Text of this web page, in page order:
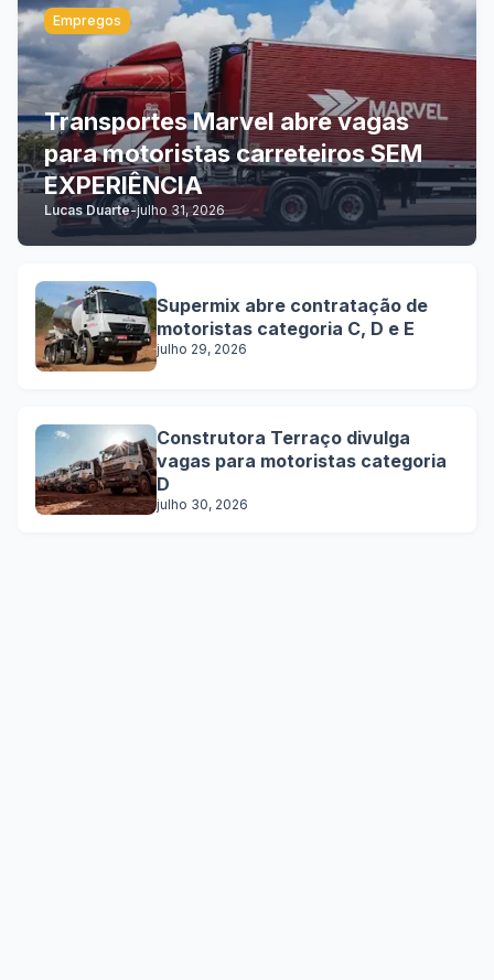
Empregos
Transportes Marvel abre vagas
para motoristas carreteiros SEM
EXPERIÊNCIA
Lucas Duarte-julho 31, 2026
Supermix abre contratação de
motoristas categoria C, D e E
julho 29, 2026
Construtora Terraço divulga
vagas para motoristas categoria
D
julho 30, 2026